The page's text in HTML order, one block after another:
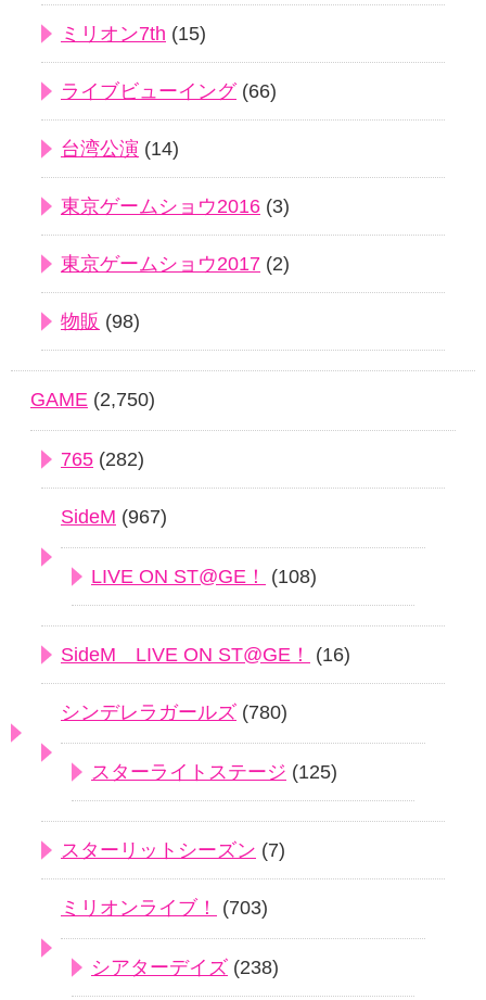
ミリオン7th (15)
ライブビューイング(66)
台湾公演 (14)
東京ゲームショウ2016 (3)
東京ゲームショウ2017 (2)
物販 (98)
GAME (2,750)
765 (282)
SideM (967)
LIVE ON ST@GE！ (108)
SideM LIVE ON ST@GE！ (16)
シンデレラガールズ (780)
スターライトステージ (125)
スターリットシーズン (7)
ミリオンライブ！ (703)
シアターデイズ (238)